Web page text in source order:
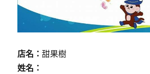
店名：甜果樹
姓名：